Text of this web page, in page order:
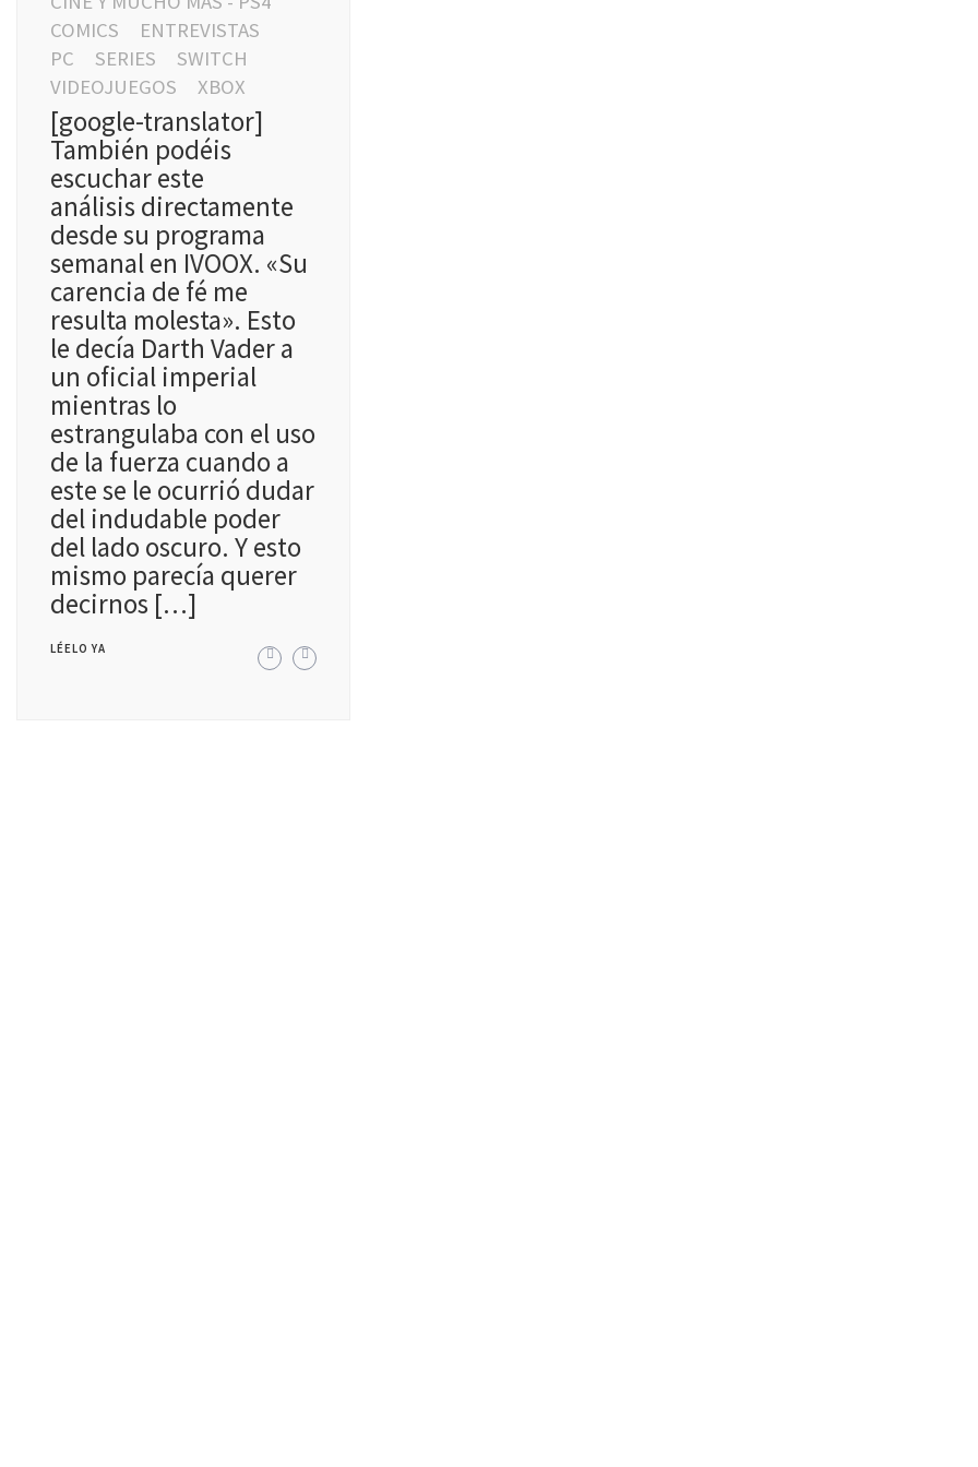
COMICS
ENTREVISTAS
PC
SERIES
SWITCH
VIDEOJUEGOS
XBOX
[google-translator]
También podéis
escuchar este
análisis directamente
desde su programa
semanal en IVOOX. «Su
carencia de fé me
resulta molesta». Esto
le decía Darth Vader a
un oficial imperial
mientras lo
estrangulaba con el uso
de la fuerza cuando a
este se le ocurrió dudar
del indudable poder
del lado oscuro. Y esto
mismo parecía querer
decirnos […]
LÉELO YA